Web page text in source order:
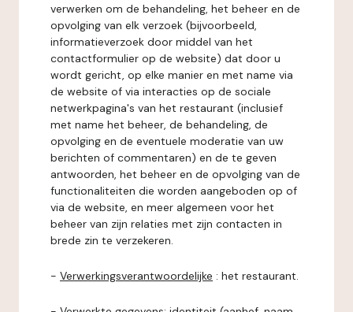
verwerken om de behandeling, het beheer en de
opvolging van elk verzoek (bijvoorbeeld,
informatieverzoek door middel van het
contactformulier op de website) dat door u
wordt gericht, op elke manier en met name via
de website of via interacties op de sociale
netwerkpagina's van het restaurant (inclusief
met name het beheer, de behandeling, de
opvolging en de eventuele moderatie van uw
berichten of commentaren) en de te geven
antwoorden, het beheer en de opvolging van de
functionaliteiten die worden aangeboden op of
via de website, en meer algemeen voor het
beheer van zijn relaties met zijn contacten in
brede zin te verzekeren.
- Verwerkingsverantwoordelijke : het restaurant.